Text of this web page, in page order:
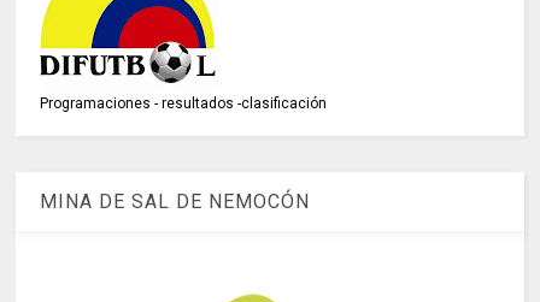
Programaciones - resultados -clasificación
MINA DE SAL DE NEMOCÓN